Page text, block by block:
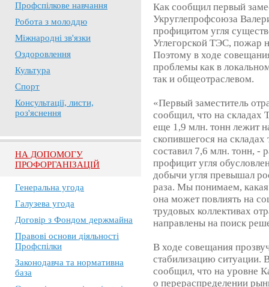
Профспілкове навчання
Робота з молоддю
Міжнародні зв'язки
Оздоровлення
Культура
Спорт
Консультації, листи,
роз'яснення
НА ДОПОМОГУ
ПРОФОРГАНІЗАЦІЙ
Генеральна угода
Галузева угода
Договір з Фондом держмайна
Правові основи діяльності
Профспілки
Законодавча та нормативна
база
Как сообщил первый
Укруглепрофсоюза
профицитом угля
Углегорской ТЭС, пожар
Поэтому в ходе
проблемы как в
так и общеотраслевом.
«Первый заместитель
сообщил, что на складах
еще 1,9 млн. тонн лежит
скопившегося на
составил 7,6 млн. тонн, -
профицит угля
добычи угля превышал
раза. Мы понимаем, какая
она может повлиять на
трудовых коллективах
направлены на поиск
В ходе совещания
стабилизацию ситуации.
сообщил, что на уровне
о перераспределении